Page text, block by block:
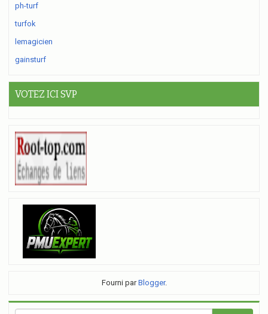
ph-turf
turfok
lemagicien
gainsturf
VOTEZ ICI SVP
Fourni parBlogger.